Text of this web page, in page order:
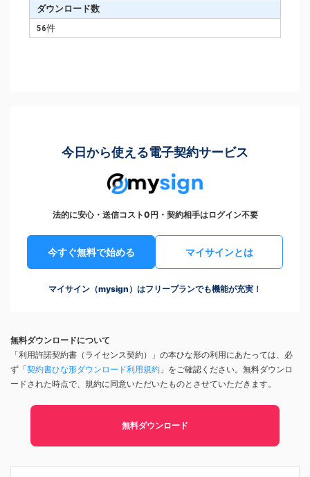
ダウンロード数
56件
今日から使える電子契約サービス
法的に安心・送信コスト0円・契約相手はログイン不要
今すぐ無料で始める マイサインとは
マイサイン（mysign）はフリープランでも機能が充実！
無料ダウンロードについて
「利用許諾契約書（ライセンス契約）」の本ひな形の利用にあたっては、必
ず「契約書ひな形ダウンロード利用規約 」をご確認ください。無料ダウンロ
ードされた時点で、規約に同意いただいたものとさせていただきます。
無料ダウンロード